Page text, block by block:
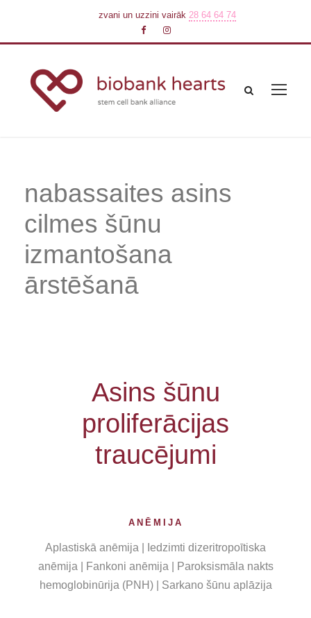
zvani un uzzini vairāk 28 64 64 74
nabassaites asins
cilmes šūnu
izmantošana
ārstēšanā
Asins šūnu
proliferācijas
traucējumi
ANĒMIJA
Aplastiskā anēmija | Iedzimti dizeritropoītiska
anēmija | Fankoni anēmija | Paroksismāla nakts
hemoglobinūrija (PNH) | Sarkano šūnu aplāzija